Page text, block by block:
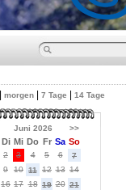
morgen| 7 Tage 14 Tage
Juni 2026 >>
Di Mi Do Fr Sa So
2 3 4 5 6
7
9 10 11 12 13 14
16 17 18 19 20 21